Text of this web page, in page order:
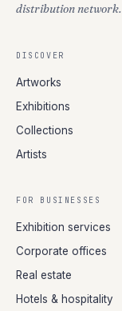
distribution network.
DISCOVER
Artworks
Exhibitions
Collections
Artists
FOR BUSINESSES
Exhibition services
Corporate offices
Real estate
Hotels & hospitality